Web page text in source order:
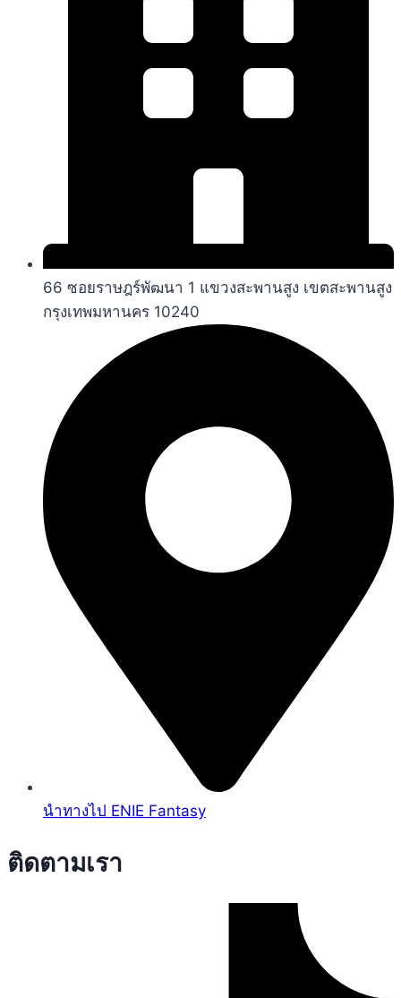
66 ซอยราษฎร์พัฒนา 1 แขวงสะพานสูง เขตสะพานสูง
กรุงเทพมหานคร 10240
นำทางไป ENIE Fantasy
ติดตามเรา